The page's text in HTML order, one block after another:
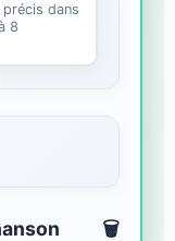
dans
8
🗑️